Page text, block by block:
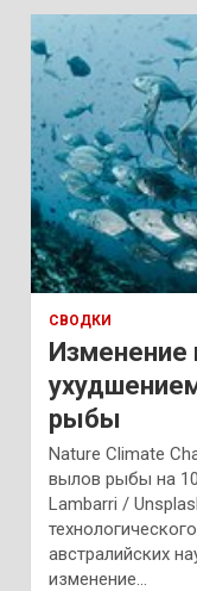
СВОДКИ
Изменение
рыбы
Nature Climate
вылов рыбы на
Lambarri /
австралийских
изменение…